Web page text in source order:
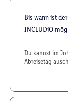
Bis wann ist
INCLUDiO
Du kannst im
Abreisetag